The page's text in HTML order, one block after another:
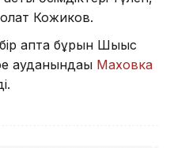
Кожиков.
апта бұрын Шығыс
ауданындағы Маховка